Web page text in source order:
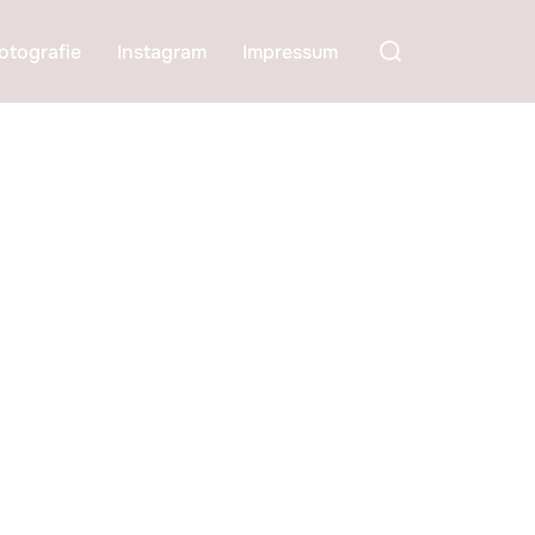
Instagram Impressum
Suchen